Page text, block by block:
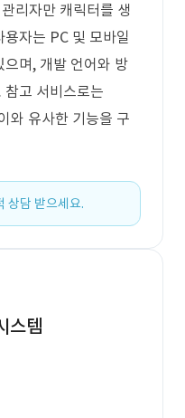
리자만 캐릭터를 생
자는 PC 및 모바일
며, 개발 언어와 방
참고 서비스로는
유사한 기능을 구
상담 받으세요.
스템